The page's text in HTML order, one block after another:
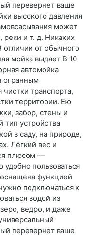
перевернет ваше
высокого давления
может
реки и т. д. Никаких
отличии от обычного
мойка выдает В 10
автомойка
транспорта,
территории. Ею
забор, стены и
тип устройства
в саду, на природе,
Лёгкий вес и
плюсом —
пользоваться
функцией
подключаться к
водой из
ведро, и даже
перевернет ваше